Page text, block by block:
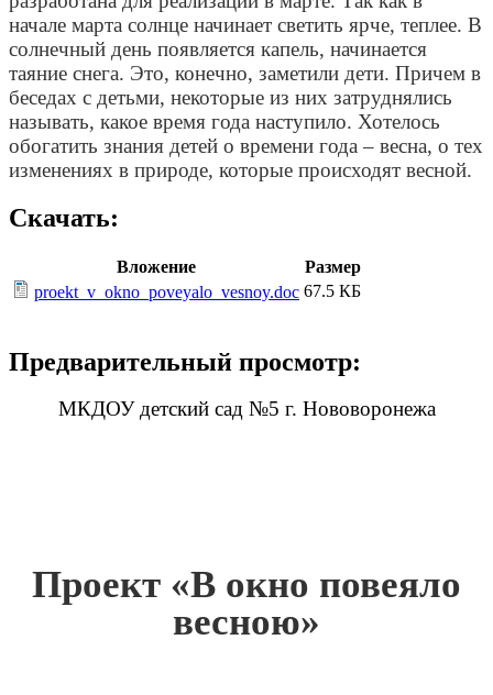
начале марта солнце начинает светить ярче, теплее. В
солнечный день появляется капель, начинается
таяние снега. Это, конечно, заметили дети. Причем в
беседах с детьми, некоторые из них затруднялись
называть, какое время года наступило. Хотелось
обогатить знания детей о времени года – весна, о тех
изменениях в природе, которые происходят весной.
Скачать:
Вложение
Размер
proekt_v_okno_poveyalo_vesnoy.doc 67.5 КБ
Предварительный просмотр:
МКДОУ детский сад №5 г. Нововоронежа
Проект «В окно повеяло
весною»